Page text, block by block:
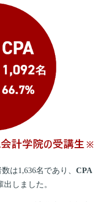
は1,636名であり、 CPA
しました。